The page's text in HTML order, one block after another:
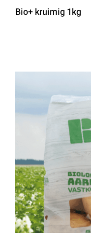
Bio+ kruimig 1kg